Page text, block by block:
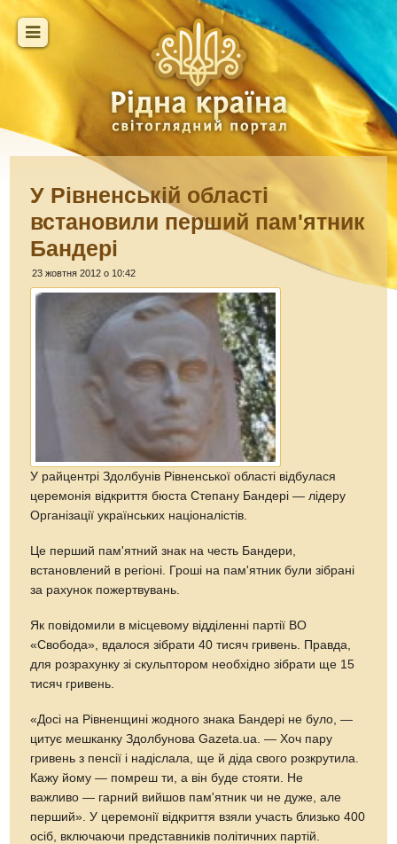
У Рівненській області
встановили перший пам'ятник
Бандері
23 жовтня 2012 о 10:42
У райцентрі Здолбунів Рівненської області відбулася
церемонія відкриття бюста Степану Бандері — лідеру
Організації українських націоналістів.
Це перший пам'ятний знак на честь Бандери,
встановлений в регіоні. Гроші на пам'ятник були зібрані
за рахунок пожертвувань.
Як повідомили в місцевому відділенні партії ВО
«Свобода», вдалося зібрати 40 тисяч гривень. Правда,
для розрахунку зі скульптором необхідно зібрати ще 15
тисяч гривень.
«Досі на Рівненщині жодного знака Бандері не було, —
цитує мешканку Здолбунова Gazeta.ua. — Хоч пару
гривень з пенсії і надіслала, ще й діда свого розкрутила.
Кажу йому — помреш ти, а він буде стояти. Не
важливо — гарний вийшов пам'ятник чи не дуже, але
перший». У церемонії відкриття взяли участь близько 400
осіб, включаючи представників політичних партій.